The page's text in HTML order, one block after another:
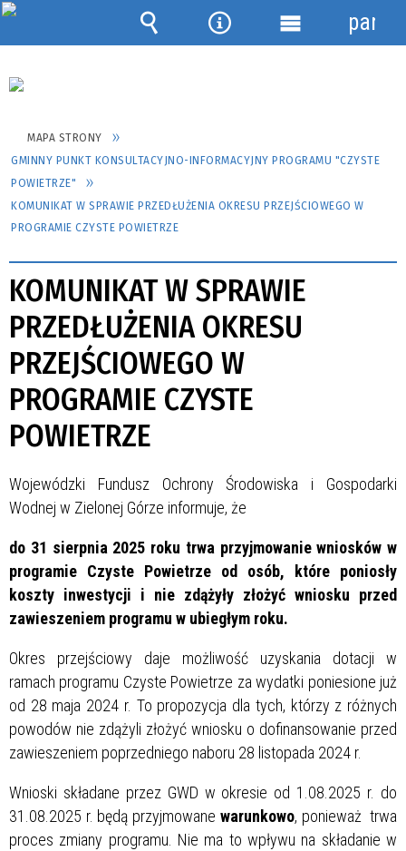
MAPA STRONY
GMINNY PUNKT KONSULTACYJNO-INFORMACYJNY PROGRAMU "CZYSTE
POWIETRZE"
KOMUNIKAT W SPRAWIE PRZEDŁUŻENIA OKRESU PRZEJŚCIOWEGO W
PROGRAMIE CZYSTE POWIETRZE
KOMUNIKAT W SPRAWIE
PRZEDŁUŻENIA OKRESU
PRZEJŚCIOWEGO W
PROGRAMIE CZYSTE
POWIETRZE
Wojewódzki Fundusz Ochrony Środowiska i Gospodarki
Wodnej w Zielonej Górze informuje, że
do 31 sierpnia 2025 roku trwa przyjmowanie wniosków w
programie Czyste Powietrze od osób, które poniosły
koszty inwestycji i nie zdążyły złożyć wniosku przed
zawieszeniem programu w ubiegłym roku.
Okres przejściowy daje możliwość uzyskania dotacji w
ramach programu Czyste Powietrze za wydatki poniesione już
od 28 maja 2024 r. To propozycja dla tych, którzy z różnych
powodów nie zdążyli złożyć wniosku o dofinansowanie przed
zawieszeniem poprzedniego naboru 28 listopada 2024 r.
Wnioski składane przez GWD w okresie od 1.08.2025 r. do
31.08.2025 r. będą przyjmowane warunkowo, ponieważ trwa
proces zmiany programu. Nie ma to wpływu na składanie w
Wyszukiwarka
NarzędziaMenu
panel